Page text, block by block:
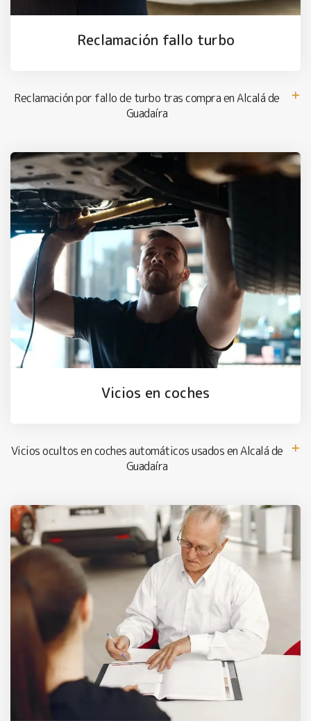
Reclamación fallo turbo
Reclamación por fallo de turbo tras compra en Alcalá de
Guadaíra
Vicios en coches
Vicios ocultos en coches automáticos usados en Alcalá de
Guadaíra